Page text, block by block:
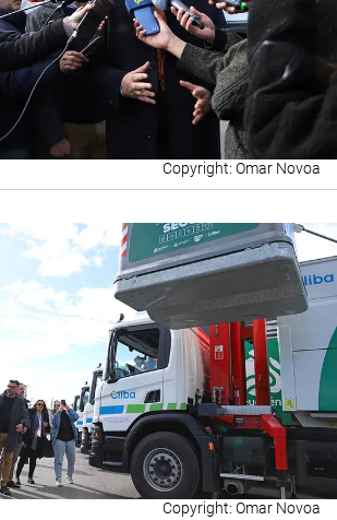
Omar Novoa
Omar Novoa